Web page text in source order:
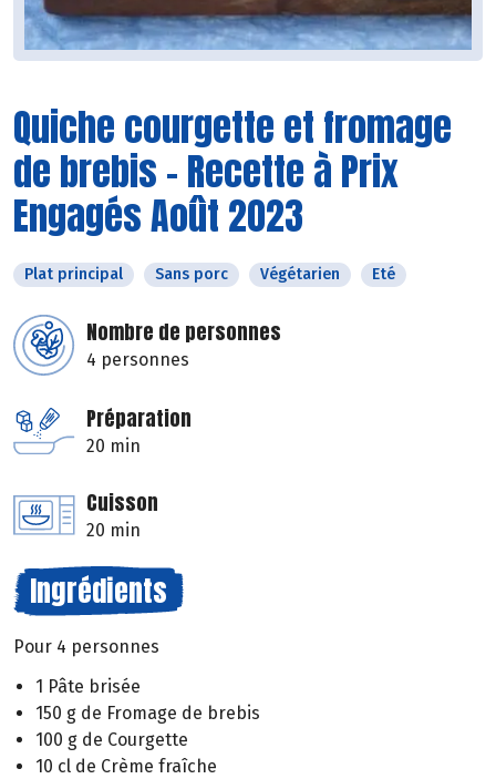
Quiche courgette et fromage
de brebis - Recette à Prix
Engagés Août 2023
Plat principal Sans porc Végétarien Eté
Nombre de personnes
4 personnes
Préparation
20 min
Cuisson
20 min
Ingrédients
Pour 4 personnes
1 Pâte brisée
150 g de Fromage de brebis
100 g de Courgette
10 cl de Crème fraîche